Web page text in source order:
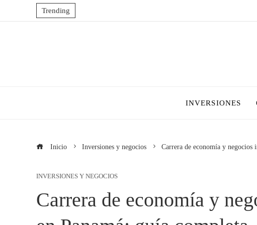
Trending
INVERSIONES
Inicio Inversiones y negocios Carrera de economía y negocios
INVERSIONES Y NEGOCIOS
Carrera de economía y